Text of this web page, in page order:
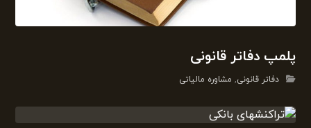
پلمپ دفاتر قانونی
دفاتر قانونی, مشاوره مالیاتی